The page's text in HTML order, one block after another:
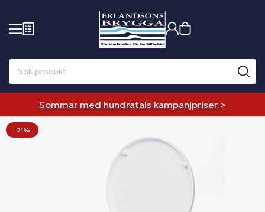
Sommar med hundratals kampanjpriser >
-21%